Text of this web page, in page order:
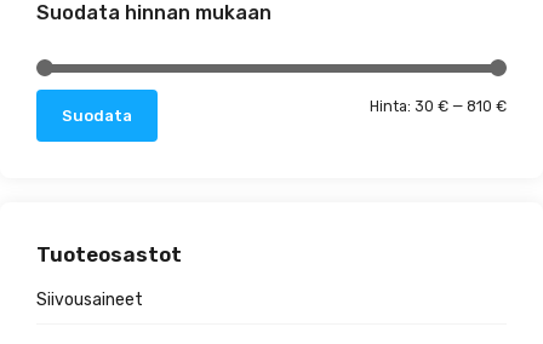
Suodata hinnan mukaan
Suodata Hinta: 30 € — 810 €
Tuoteosastot
Siivousaineet